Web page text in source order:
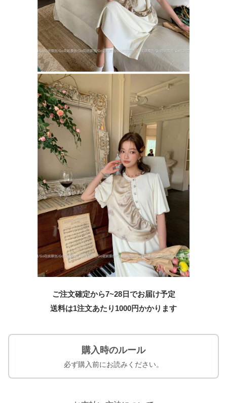
ご注文確定から7~28日でお届け予定
送料は1注文あたり 1000円かかります
購入時のルール
必ず購入前にお読みください。